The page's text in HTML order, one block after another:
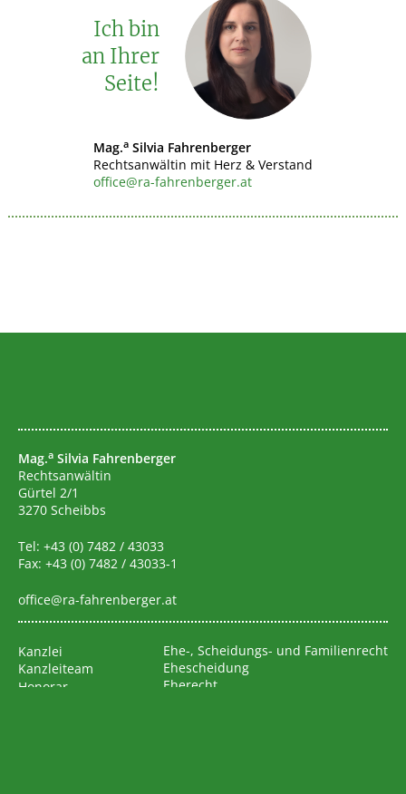
Ich bin
an Ihrer
Seite!
Mag.a Silvia Fahrenberger
Rechtsanwältin mit Herz & Verstand
office@ra-fahrenberger.at
Mag.a Silvia Fahrenberger
Rechtsanwältin
Gürtel 2/1
3270 Scheibbs
Tel: +43 (0) 7482 / 43033
Fax: +43 (0) 7482 / 43033-1
office@ra-fahrenberger.at
Kanzlei
Kanzleiteam
Honorar
Ehe-, Scheidungs- und Familienrecht
Ehescheidung
Eherecht